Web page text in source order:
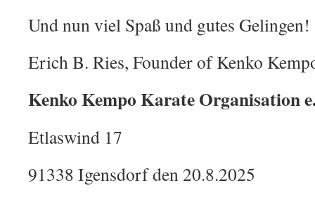
Und nun viel Spaß und gutes Gelingen!
Erich B. Ries, Founder of Kenko
Kenko Kempo Karate Organisation
Etlaswind 17
91338 Igensdorf den 20.8.2025